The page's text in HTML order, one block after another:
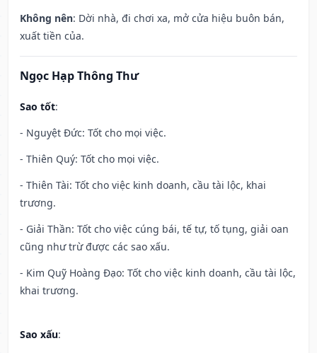
Không nên: Dời nhà, đi chơi xa, mở cửa hiệu buôn bán,
xuất tiền của.
Ngọc Hạp Thông Thư
Sao tốt:
- Nguyệt Đức: Tốt cho mọi việc.
- Thiên Quý: Tốt cho mọi việc.
- Thiên Tài: Tốt cho việc kinh doanh, cầu tài lộc, khai
trương.
- Giải Thần: Tốt cho việc cúng bái, tế tự, tố tụng, giải oan
cũng như trừ được các sao xấu.
- Kim Quỹ Hoàng Đạo: Tốt cho việc kinh doanh, cầu tài lộc,
khai trương.
Sao xấu: